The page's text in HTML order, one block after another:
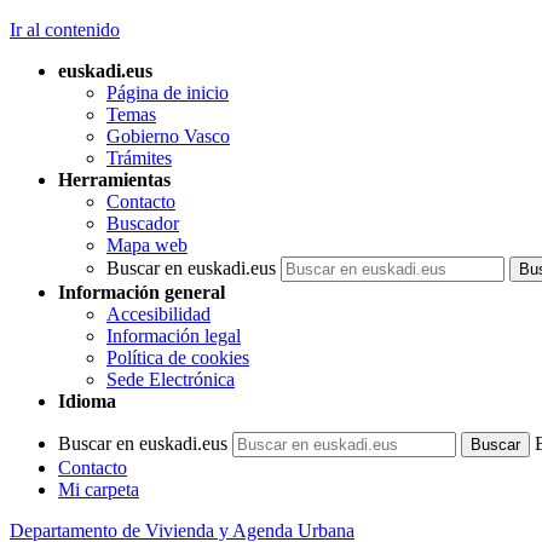
Ir al contenido
euskadi.eus
Página de inicio
Temas
Gobierno Vasco
Trámites
Herramientas
Contacto
Buscador
Mapa web
Buscar en euskadi.eus
Información general
Accesibilidad
Información legal
Política de cookies
Sede Electrónica
Idioma
Buscar en euskadi.eus
Contacto
Mi carpeta
Departamento de Vivienda y Agenda Urbana